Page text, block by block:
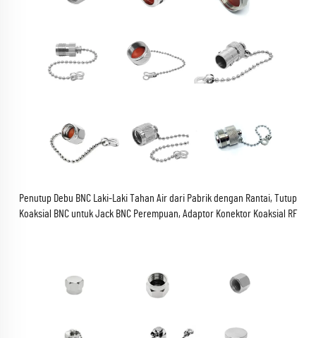
Penutup Debu BNC Laki-Laki Tahan Air dari Pabrik dengan Rantai, Tutup
Koaksial BNC untuk Jack BNC Perempuan, Adaptor Konektor Koaksial RF